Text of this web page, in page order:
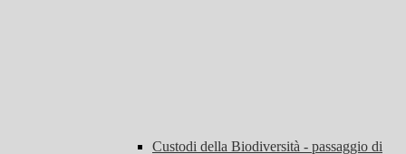
Custodi della Biodiversità - passaggio di